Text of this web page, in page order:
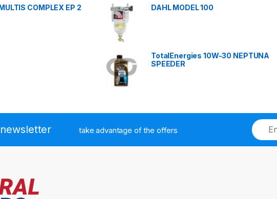
COMPLEX EP 2 DAHL MODEL 100
TotalEnergies 10W-30 NEPTUNA
SPEEDER
take advantage of the offers